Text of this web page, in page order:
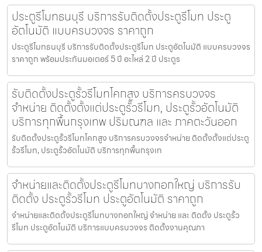
ประตูรีโมทธนบุรี บริการรับติดตั้งประตูรีโมท ประตู
อัตโนมัติ แบบครบวงจร ราคาถูก
ประตูรีโมทธนบุรี บริการรับติดตั้งประตูรีโมท ประตูอัตโนมัติ แบบครบวงจร
ราคาถูก พร้อมประกันมอเตอร์ 5 ปี อะไหล่ 2 ปี ประตูร
รับติดตั้งประตูรั้วรีโมทโคกสูง บริการครบวงจร
จำหน่าย ติดตั้งตั้งแต่ประตูรั้วรีโมท, ประตูรั้วอัตโนมัติ
บริการทุกพื้นกรุงเทพ ปริมณฑล และ ภาคตะวันออก
รับติดตั้งประตูรั้วรีโมทโคกสูง บริการครบวงจรจำหน่าย ติดตั้งตั้งแต่ประตู
รั้วรีโมท, ประตูรั้วอัตโนมัติ บริการทุกพื้นกรุงเท
จำหน่ายและติดตั้งประตูรีโมทบางกอกใหญ่ บริการรับ
ติดตั้ง ประตูรั้วรีโมท ประตูอัตโนมัติ ราคาถูก
จำหน่ายและติดตั้งประตูรีโมทบางกอกใหญ่ จำหน่าย และ ติดตั้ง ประตูรั้ว
รีโมท ประตูอัตโนมัติ บริการแบบครบวงจร ติดตั้งงานคุณภา